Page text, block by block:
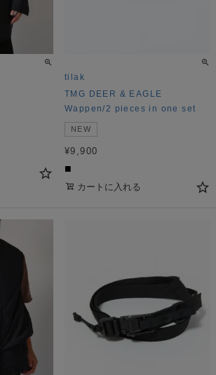
tilak
TMG DEER & EAGLE
Wappen/2 pieces in one set
NEW
¥9,900
■
カートに入れる